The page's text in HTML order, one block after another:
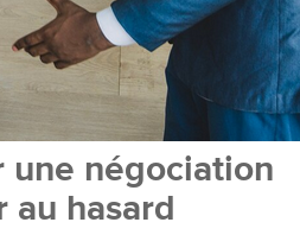
une négociation
au hasard